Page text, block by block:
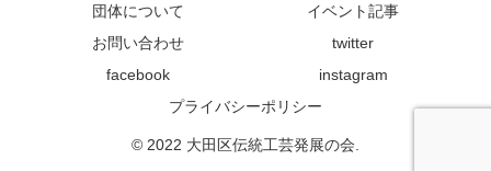
団体について
イベント記事
お問い合わせ
twitter
facebook
instagram
プライバシーポリシー
© 2022 大田区伝統工芸発展の会.